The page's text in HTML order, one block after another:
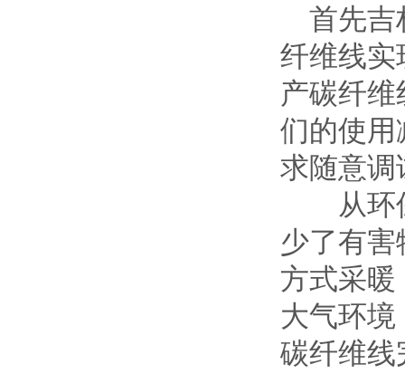
首先吉
纤维线实
产碳纤
们的使用
求随意调
从环保
少了有
方式采
大气环
碳纤维线